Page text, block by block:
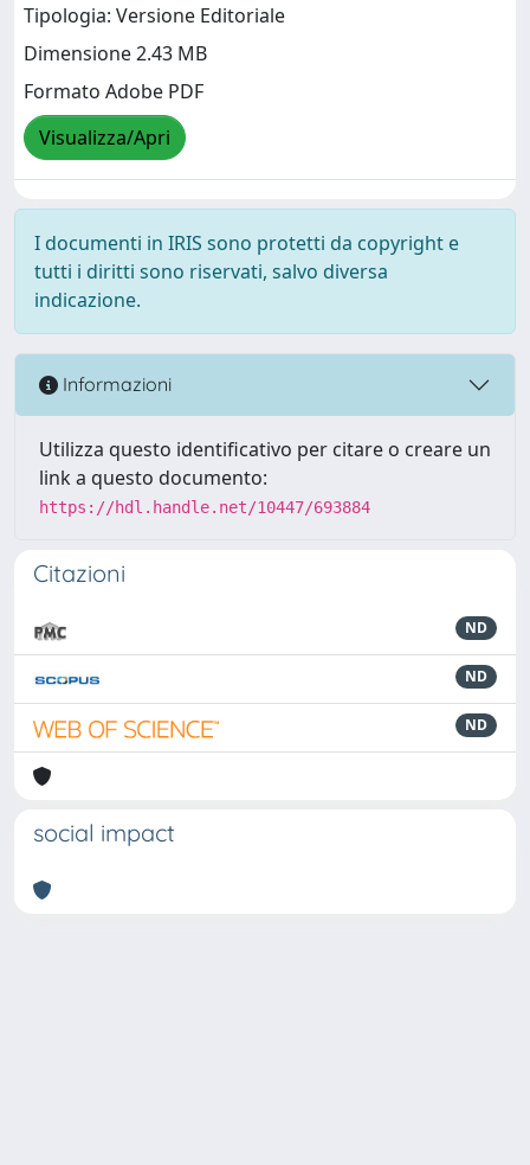
Tipologia: Versione Editoriale
Dimensione 2.43 MB
Formato Adobe PDF
Visualizza/Apri
I documenti in IRIS sono protetti da copyright e
tutti i diritti sono riservati, salvo diversa
indicazione.
Informazioni
Utilizza questo identificativo per citare o creare un
link a questo documento:
https://hdl.handle.net/10447/693884
Citazioni
ND
ND
ND
social impact